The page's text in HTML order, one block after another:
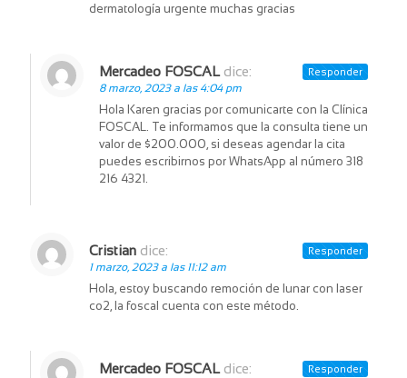
dermatología urgente muchas gracias
Mercadeo FOSCAL dice:
8 marzo, 2023 a las 4:04 pm
Hola Karen gracias por comunicarte con la Clínica
FOSCAL. Te informamos que la consulta tiene un
valor de $200.000, si deseas agendar la cita
puedes escribirnos por WhatsApp al número 318
216 4321.
Responder
Cristian dice:
1 marzo, 2023 a las 11:12 am
Hola, estoy buscando remoción de lunar con laser
co2, la foscal cuenta con este método.
Responder
Mercadeo FOSCAL dice: Responder